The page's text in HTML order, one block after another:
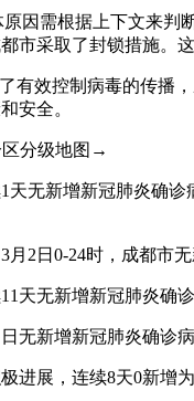
原因需根据上下文来
市采取了封锁措施。
有效控制病毒的传播
安全。
区分级地图→
天无新增新冠肺炎确
2日0-24时，成都市
天无新增新冠肺炎确诊
无新增新冠肺炎确诊
进展，连续8天0新增